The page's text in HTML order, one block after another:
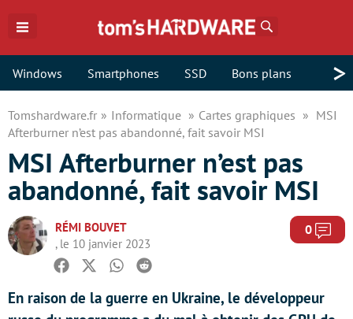
Windows Smartphones SSD Bons plans >
Tomshardware.fr Informatique Cartes graphiques
MSI
Afterburner n’est pas abandonné, fait savoir MSI
MSI Afterburner n’est pas
abandonné, fait savoir MSI
RÉMI BOUVET
, le 10 janvier 2023
0
Facebook
TwitterWhatsapp
Reddit
En raison de la guerre en Ukraine, le développeur